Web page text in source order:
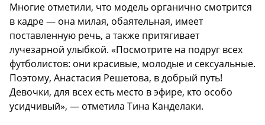
Многие отметили, что модель органично смотрится
в кадре — она милая, обаятельная, имеет
поставленную речь, а также притягивает
лучезарной улыбкой. «Посмотрите на подруг всех
футболистов: они красивые, молодые и сексуальные.
Поэтому, Анастасия Решетова, в добрый путь!
Девочки, для всех есть место в эфире, кто особо
усидчивый», — отметила Тина Канделаки.